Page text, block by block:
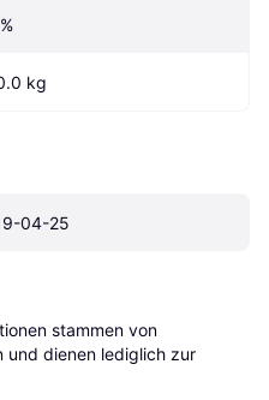
kg
04-25
stammen von
und dienen lediglich zur